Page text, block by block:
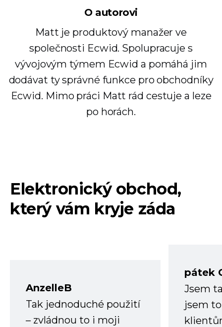
O autorovi
Matt je produktový manažer ve
společnosti Ecwid. Spolupracuje s
vývojovým týmem Ecwid a pomáhá jim
dodávat ty správné funkce pro obchodníky
Ecwid. Mimo práci Matt rád cestuje a leze
po horách.
Elektronický obchod,
který vám kryje záda
AnzelleB
Tak jednoduché použití
– zvládnou to i moji
pátek
Jsem
jsem